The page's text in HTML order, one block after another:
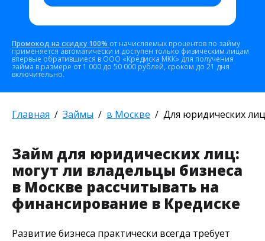
Промокод на скидку 100% от начисляемых процентов по займу
применяется автоматически и доступен только физическим лицам
впервые обратившиеся в ООО «Кредиска МКК» для получения
займа в размере от 1 000 до 50 000 рублей, сроком до 21 дня
включительно.
Главная Займы в Москве Для юридических лиц
Займ для юридических лиц:
могут ли владельцы бизнеса
в Москве рассчитывать на
финансирование в Кредиске
Развитие бизнеса практически всегда требует